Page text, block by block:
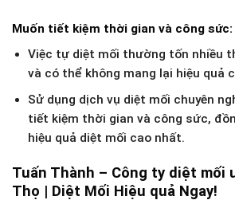
Muốn tiết kiệm thời gian và công sức:
Việc tự diệt mối thường tốn nhiều
và có thể không mang lại hiệu quả
Sử dụng dịch vụ diệt mối chuyên
tiết kiệm thời gian và công sức,
hiệu quả diệt mối cao nhất.
Tuấn Thành – Công ty diệt mối
Thọ | Diệt Mối Hiệu quả Ngay!